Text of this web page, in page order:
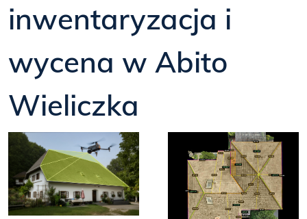
inwentaryzacja i
wycena w Abito
Wieliczka